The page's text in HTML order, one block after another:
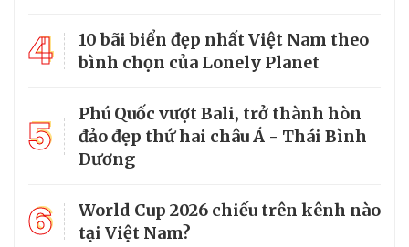
4
10 bãi biển đẹp nhất Việt Nam theo
bình chọn của Lonely Planet
5
Phú Quốc vượt Bali, trở thành hòn
đảo đẹp thứ hai châu Á - Thái Bình
Dương
6
World Cup 2026 chiếu trên kênh nào
tại Việt Nam?